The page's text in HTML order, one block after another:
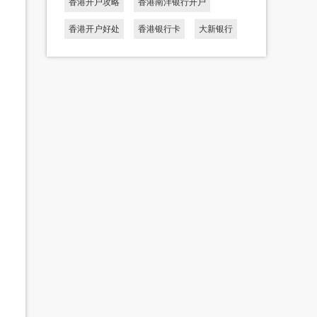
香港开户攻略 香港南洋银行开户
香港开户好处 香港银行卡 大新银行